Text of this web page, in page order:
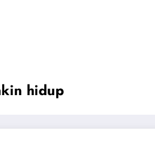
hidup